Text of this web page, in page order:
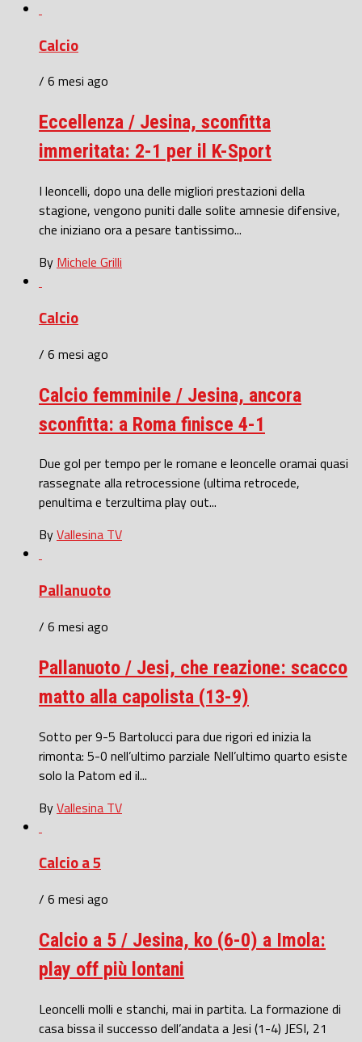
Calcio
/ 6 mesi ago
Eccellenza / Jesina, sconfitta
immeritata: 2-1 per il K-Sport
I leoncelli, dopo una delle migliori prestazioni della
stagione, vengono puniti dalle solite amnesie difensive,
che iniziano ora a pesare tantissimo...
By Michele Grilli
Calcio
/ 6 mesi ago
Calcio femminile / Jesina, ancora
sconfitta: a Roma finisce 4-1
Due gol per tempo per le romane e leoncelle oramai quasi
rassegnate alla retrocessione (ultima retrocede,
penultima e terzultima play out...
ByVallesina TV
Pallanuoto
/ 6 mesi ago
Pallanuoto / Jesi, che reazione: scacco
matto alla capolista (13-9)
Sotto per 9-5 Bartolucci para due rigori ed inizia la
rimonta: 5-0 nell’ultimo parziale Nell’ultimo quarto esiste
solo la Patom ed il...
ByVallesina TV
Calcio a 5
/ 6 mesi ago
Calcio a 5 / Jesina, ko (6-0) a Imola:
play off più lontani
Leoncelli molli e stanchi, mai in partita. La formazione di
casa bissa il successo dell’andata a Jesi (1-4) JESI, 21